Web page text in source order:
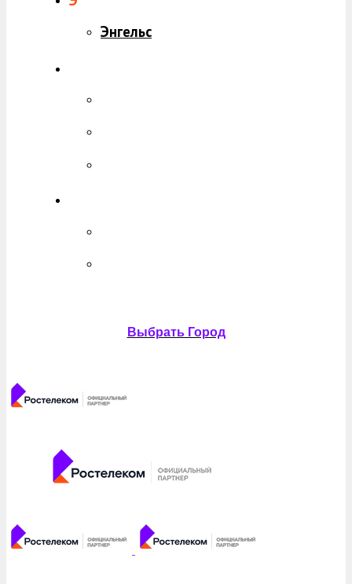
Энгельс
Выбрать Город